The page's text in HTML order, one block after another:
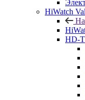
HiWatch
HD-